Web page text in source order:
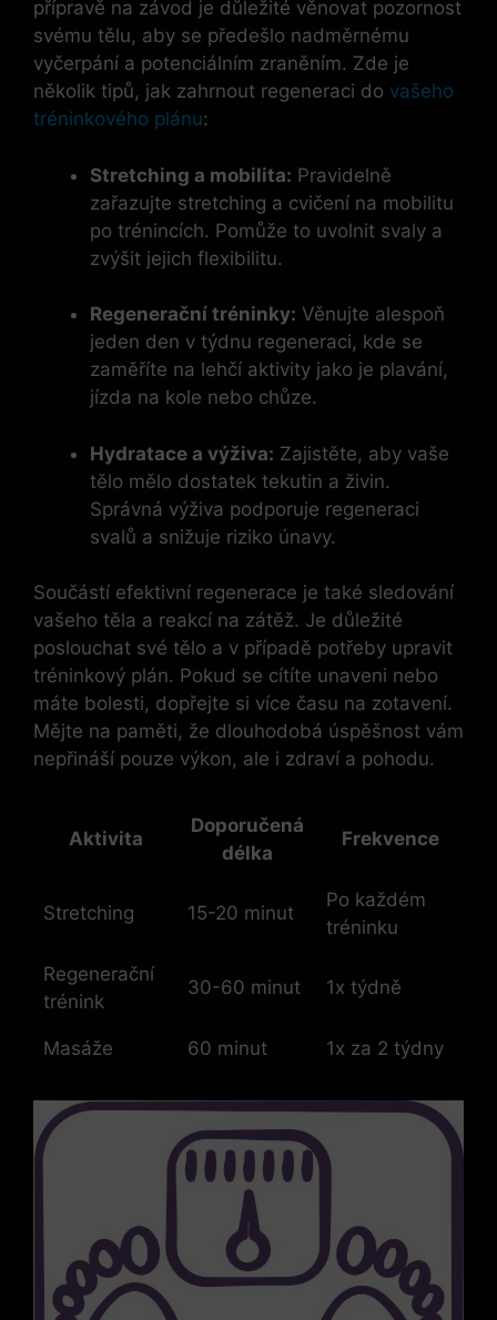
přípravě na závod je důležité věnovat pozornost
svému tělu, aby se předešlo nadměrnému
vyčerpání a potenciálním zraněním. Zde je
několik tipů, jak zahrnout regeneraci do vašeho
tréninkového plánu:
Stretching a mobilita: Pravidelně
zařazujte stretching a cvičení na mobilitu
po trénincích. Pomůže to uvolnit svaly a
zvýšit jejich flexibilitu.
Regenerační tréninky: Věnujte alespoň
jeden den v týdnu regeneraci, kde se
zaměříte na lehčí aktivity jako je plavání,
jízda na kole nebo chůze.
Hydratace a výživa: Zajistěte, aby vaše
tělo mělo dostatek tekutin a živin.
Správná výživa podporuje regeneraci
svalů a snižuje riziko únavy.
Součástí efektivní regenerace je také sledování
vašeho těla a reakcí na zátěž. Je důležité
poslouchat své tělo a v případě potřeby upravit
tréninkový plán. Pokud se cítíte unaveni nebo
máte bolesti, dopřejte si více času na zotavení.
Mějte na paměti, že dlouhodobá úspěšnost vám
nepřináší pouze výkon, ale i zdraví a pohodu.
Aktivita
Doporučená
délka
Frekvence
Stretching 15-20 minut
Po každém
tréninku
Regenerační
trénink
30-60 minut 1x týdně
Masáže 60 minut 1x za 2 týdny